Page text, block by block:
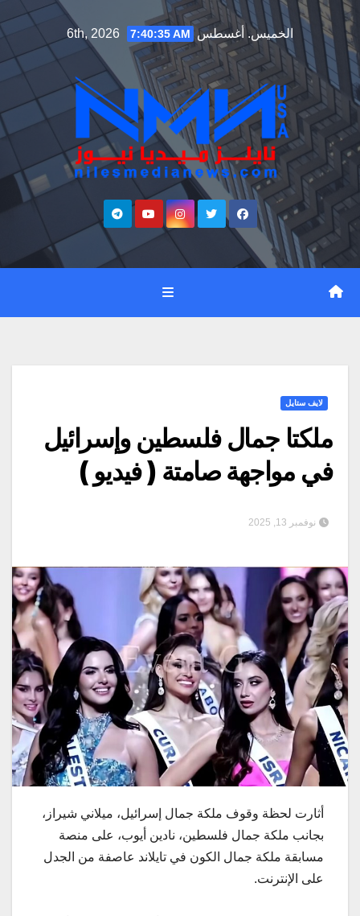
Skip
to
content
الخميس. أغسطس 6th, 2026 7:40:36 AM
لايف ستايل
ملكتا جمال فلسطين وإسرائيل
في مواجهة صامتة ( فيديو )
نوفمبر 13, 2025
أثارت لحظة وقوف ملكة جمال إسرائيل، ميلاني شيراز،
بجانب ملكة جمال فلسطين، نادين أيوب، على منصة
مسابقة ملكة جمال الكون في تايلاند عاصفة من الجدل
على الإنترنت.